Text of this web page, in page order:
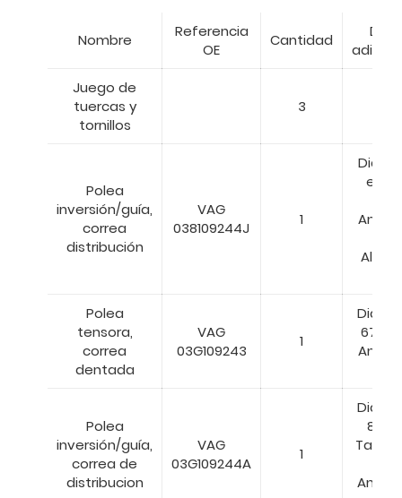
Nombre
Referencia
OE
Cantidad
Juego de
tuercas y
tornillos
3
Polea
inversión/guía,
correa
distribución
VAG
038109244J
1
ext.:
Polea
tensora,
correa
dentada
VAG
03G109243
1
67,5
Polea
inversión/guía,
correa de
distribucion
VAG
03G109244A
1
80